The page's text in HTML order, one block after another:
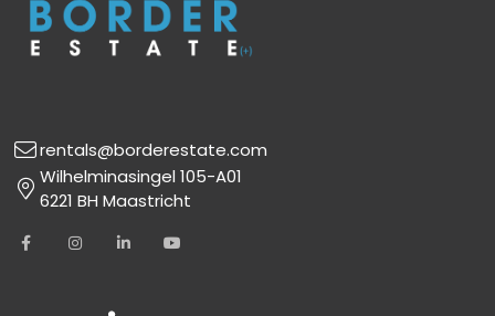
rentals@borderestate.com
Wilhelminasingel 105-A01
6221 BH Maastricht